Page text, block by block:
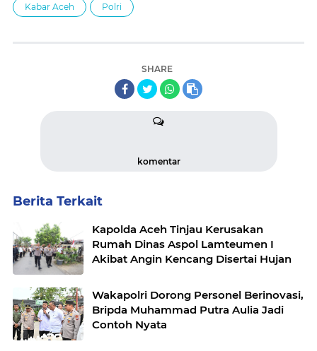
Kabar Aceh Polri
SHARE
komentar
Berita Terkait
Kapolda Aceh Tinjau Kerusakan
Rumah Dinas Aspol Lamteumen I
Akibat Angin Kencang Disertai Hujan
Wakapolri Dorong Personel Berinovasi,
Bripda Muhammad Putra Aulia Jadi
Contoh Nyata